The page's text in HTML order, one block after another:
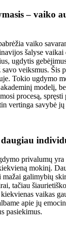
– vaiko
vaiko
šalyse
ugdytis
veiksmus. Šis
Tokio ugdymo
modelį,
procesą, spręsti
vertinga savybė jų
daugiau
privalumų yra
mokinį.
galimybių
tačiau
vaikas
apie jų
pasiekimus.